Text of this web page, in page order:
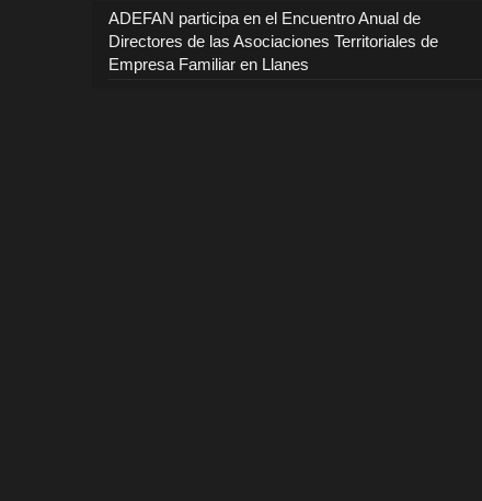
ADEFAN participa en el Encuentro Anual de
Directores de las Asociaciones Territoriales de
Empresa Familiar en Llanes